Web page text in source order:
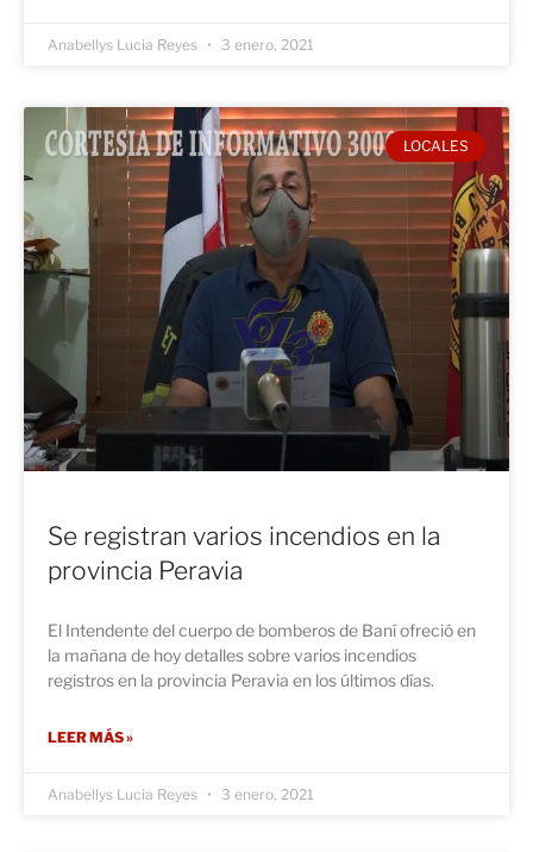
Anabellys Lucia Reyes 3 enero, 2021
LOCALES
Se registran varios incendios en la
provincia Peravia
El Intendente del cuerpo de bomberos de Baní ofreció en
la mañana de hoy detalles sobre varios incendios
registros en la provincia Peravia en los últimos días.
LEER MÁS »
Anabellys Lucia Reyes 3 enero, 2021